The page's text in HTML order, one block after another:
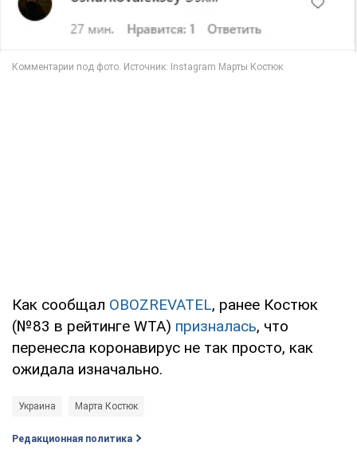
Как сообщал OBOZREVATEL, ранее Костюк
(№83 в рейтинге WTA) призналась, что
перенесла коронавирус не так просто, как
ожидала изначально.
Украина Марта Костюк
Редакционная политика